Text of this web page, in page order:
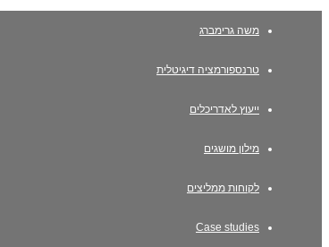
משה גרימברג
טרנספורמציה דיגיטלית
ייעוץ לאדריכלים
מילון מושגים
לקוחות ממליצים
Case studies